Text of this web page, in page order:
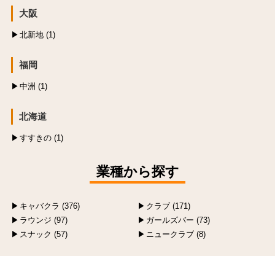
大阪
北新地 (1)
福岡
中洲 (1)
北海道
すすきの (1)
業種から探す
キャバクラ (376)
クラブ (171)
ラウンジ (97)
ガールズバー (73)
スナック (57)
ニュークラブ (8)